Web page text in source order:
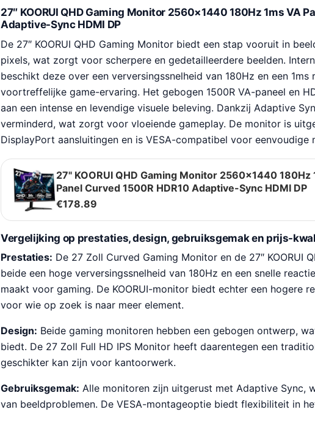
27″ KOORUI QHD Gaming Monitor 2560×1440 180Hz 1ms VA
Adaptive-Sync HDMI DP
De 27″ KOORUI QHD Gaming Monitor biedt een stap vooruit in
pixels, wat zorgt voor scherpere en gedetailleerdere beelden.
beschikt deze over een verversingssnelheid van 180Hz en een
voortreffelijke game-ervaring. Het gebogen 1500R VA-paneel en
aan een intense en levendige visuele beleving. Dankzij Adaptive
verminderd, wat zorgt voor vloeiende gameplay. De monitor is
DisplayPort aansluitingen en is VESA-compatibel voor eenvoudige
27" KOORUI QHD Gaming Monitor 2560×1440 180Hz
Panel Curved 1500R HDR10 Adaptive-Sync HDMI DP
€178.89
Vergelijking op prestaties, design, gebruiksgemak en prijs-
Prestaties: De 27 Zoll Curved Gaming Monitor en de 27″ KOORUI
beide een hoge verversingssnelheid van 180Hz en een snelle
maakt voor gaming. De KOORUI-monitor biedt echter een hogere
voor wie op zoek is naar meer element.
Design: Beide gaming monitoren hebben een gebogen ontwerp,
biedt. De 27 Zoll Full HD IPS Monitor heeft daarentegen een
geschikter kan zijn voor kantoorwerk.
Gebruiksgemak: Alle monitoren zijn uitgerust met Adaptive Sync,
van beeldproblemen. De VESA-montageoptie biedt flexibiliteit in